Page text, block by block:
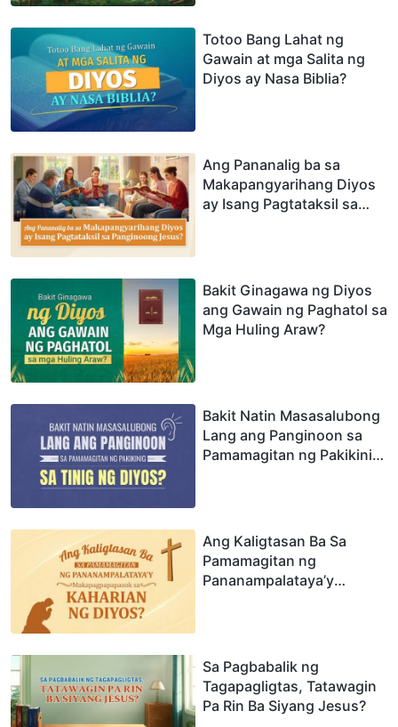
Totoo Bang Lahat ng
Gawain at mga Salita ng
Diyos ay Nasa Biblia?
Ang Pananalig ba sa
Makapangyarihang Diyos
ay Isang Pagtataksil sa
Bakit Ginagawa ng Diyos
ang Gawain ng Paghatol sa
Mga Huling Araw?
Bakit Natin Masasalubong
Lang ang Panginoon sa
Pamamagitan ng Pakikinig
Ang Kaligtasan Ba Sa
Pamamagitan ng
Pananampalataya’y
Sa Pagbabalik ng
Tagapagligtas, Tatawagin
Pa Rin Ba Siyang Jesus?